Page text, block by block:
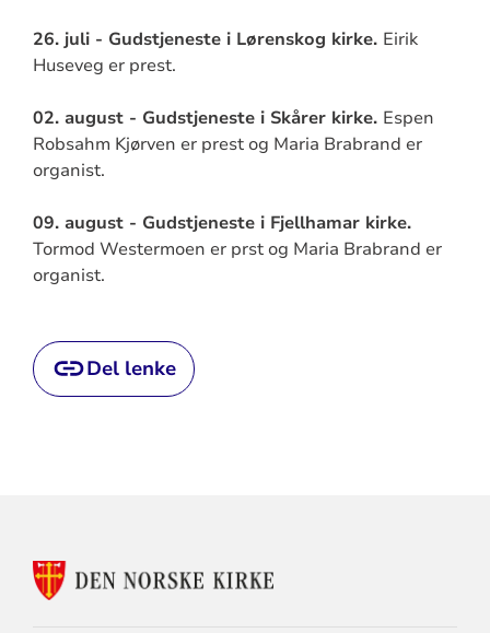
26. juli - Gudstjeneste i Lørenskog kirke. Eirik
Huseveg er prest.
02. august - Gudstjeneste i Skårer kirke. Espen
Robsahm Kjørven er prest og Maria Brabrand er
organist.
09. august - Gudstjeneste i Fjellhamar kirke.
Tormod Westermoen er prst og Maria Brabrand er
organist.
Del lenke
KONTAKTINFORMASJON
FOR